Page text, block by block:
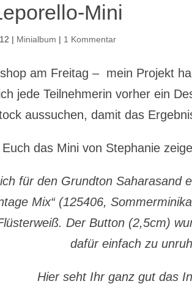
Mini
| Minialbum | 1 Kommentar
am Freitag – mein Projekt
jede Teilnehmerin vorher ein
aussuchen, damit das
das Mini von Stephanie
für den Grundton Saharasand
Mix“ (125406,
Der Button (2,5cm)
dafür einfach zu
Hier seht Ihr ganz gut das